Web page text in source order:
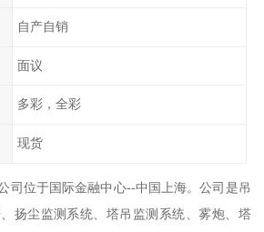
自产自销
面议
多彩，全彩
现货
司位于国际金融中心--中国上海。公司是吊
扬尘监测系统、塔吊监测系统、雾炮、塔